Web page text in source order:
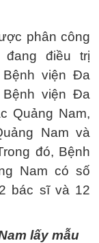
phân công
điều trị
Bệnh viện Đa
Bệnh viện Đa
Quảng Nam,
Nam và
đó, Bệnh
Nam có số
bác sĩ và 12
lấy mẫu